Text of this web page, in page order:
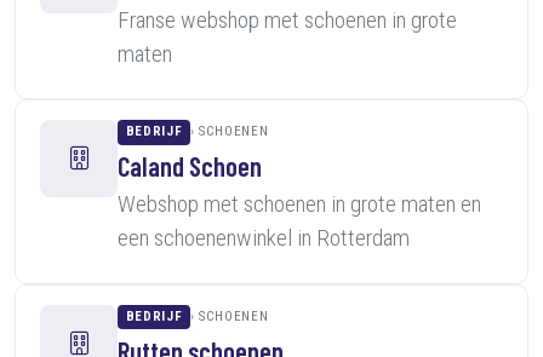
Franse webshop met schoenen in grote
maten
BEDRIJF SCHOENEN
Caland Schoen
Webshop met schoenen in grote maten en
een schoenenwinkel in Rotterdam
BEDRIJF SCHOENEN